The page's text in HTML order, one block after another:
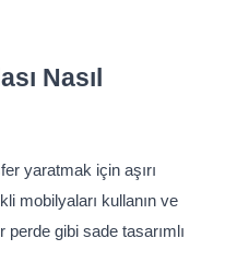
Nasıl
yaratmak için aşırı
mobilyaları kullanın ve
gibi sade tasarımlı